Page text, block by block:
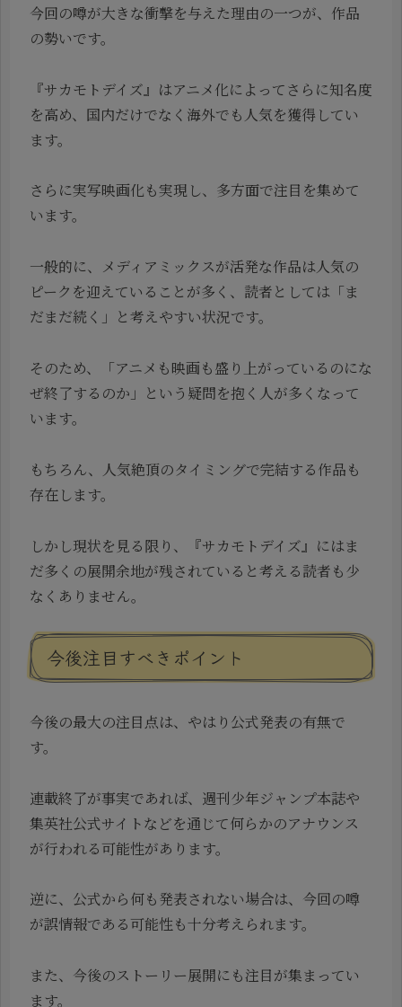
今回の噂が大きな衝撃を与えた理由の一つが、作品
の勢いです。
『サカモトデイズ』はアニメ化によってさらに知名度
を高め、国内だけでなく海外でも人気を獲得してい
ます。
さらに実写映画化も実現し、多方面で注目を集めて
います。
一般的に、メディアミックスが活発な作品は人気の
ピークを迎えていることが多く、読者としては「ま
だまだ続く」と考えやすい状況です。
そのため、「アニメも映画も盛り上がっているのにな
ぜ終了するのか」という疑問を抱く人が多くなって
います。
もちろん、人気絶頂のタイミングで完結する作品も
存在します。
しかし現状を見る限り、『サカモトデイズ』にはま
だ多くの展開余地が残されていると考える読者も少
なくありません。
今後注目すべきポイント
今後の最大の注目点は、やはり公式発表の有無で
す。
連載終了が事実であれば、週刊少年ジャンプ本誌や
集英社公式サイトなどを通じて何らかのアナウンス
が行われる可能性があります。
逆に、公式から何も発表されない場合は、今回の噂
が誤情報である可能性も十分考えられます。
また、今後のストーリー展開にも注目が集まってい
ます。